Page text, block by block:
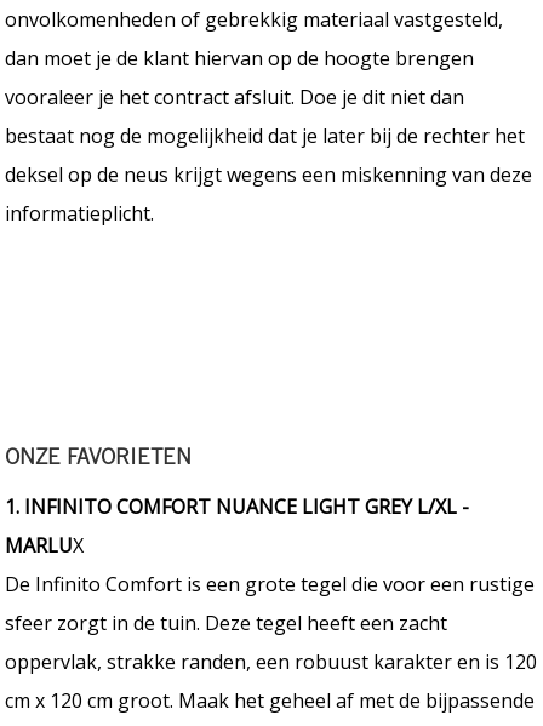
onvolkomenheden of gebrekkig materiaal vastgesteld,
dan moet je de klant hiervan op de hoogte brengen
vooraleer je het contract afsluit. Doe je dit niet dan
bestaat nog de mogelijkheid dat je later bij de rechter het
deksel op de neus krijgt wegens een miskenning van deze
informatieplicht.
ONZE FAVORIETEN
1. INFINITO COMFORT NUANCE LIGHT GREY L/XL -
MARLUX
De Infinito Comfort is een grote tegel die voor een rustige
sfeer zorgt in de tuin. Deze tegel heeft een zacht
oppervlak, strakke randen, een robuust karakter en is 120
cm x 120 cm groot. Maak het geheel af met de bijpassende